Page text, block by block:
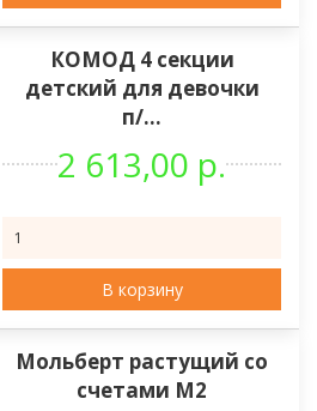
КОМОД 4 секции
детский для девочки
п/...
2 613,00 р.
В корзину
Мольберт растущий со
счетами М2